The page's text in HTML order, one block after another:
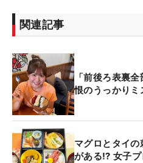
関連記事
「前後ろ表裏
恨のうっかりミ
マグロとタイの
がある⁉ 女子プ